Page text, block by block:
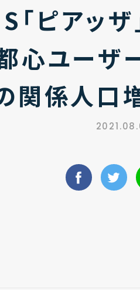
「ピアッ
心ユーザ
関係人口